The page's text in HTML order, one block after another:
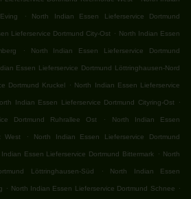
. North Indian Essen Lieferservice Dortmund
Lieferservice Dortmund City-Ost . North Indian Essen
. North Indian Essen Lieferservice Dortmund
Essen Lieferservice Dortmund Löttringhausen-Nord
Dortmund Kruckel . North Indian Essen Lieferservice
Indian Essen Lieferservice Dortmund Cityring-Ost .
Dortmund Ruhrallee Ost . North Indian Essen
West . North Indian Essen Lieferservice Dortmund
Indian Essen Lieferservice Dortmund Bittermark . North
Löttringhausen-Süd . North Indian Essen
. North Indian Essen Lieferservice Dortmund Schnee .